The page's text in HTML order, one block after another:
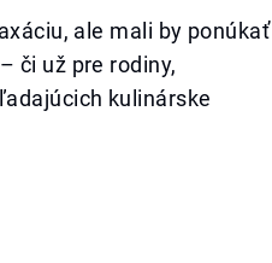
ale mali by ponúkať
či už pre rodiny,
kulinárske